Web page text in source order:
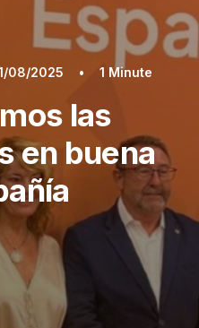
08/2025 • 1 Minute
las
en buena